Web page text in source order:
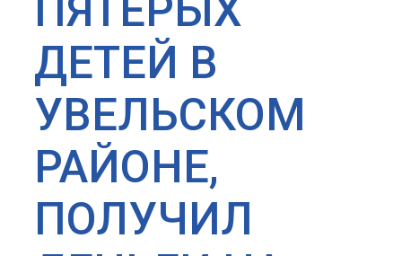
ПЯТЕРЫХ
ДЕТЕЙ В
УВЕЛЬСКОМ
РАЙОНЕ,
ПОЛУЧИЛ